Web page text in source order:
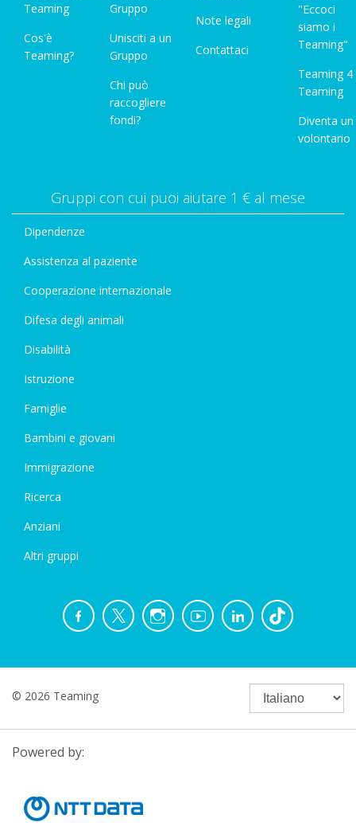
Teaming
Cos'è
Teaming?
Gruppo
Unisciti a un
Gruppo
Chi può
raccogliere
fondi?
Note legali
Contattaci
"Eccoci
siamo i
Teaming"
Teaming 4
Teaming
Diventa un
volontario
Gruppi con cui puoi aiutare 1 € al mese
Dipendenze
Assistenza al paziente
Cooperazione internazionale
Difesa degli animali
Disabilità
Istruzione
Famiglie
Bambini e giovani
Immigrazione
Ricerca
Anziani
Altri gruppi
© 2026 Teaming
Powered by: